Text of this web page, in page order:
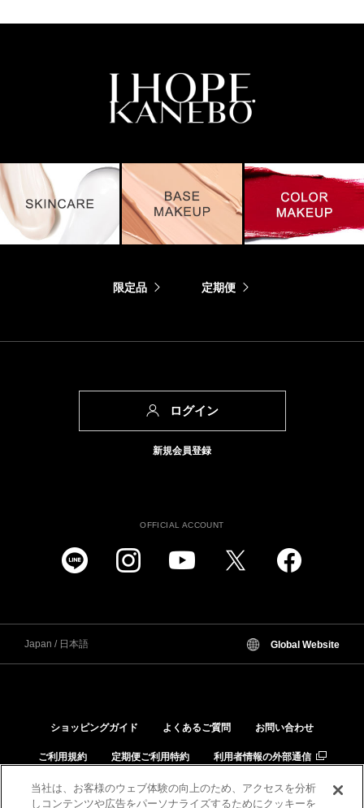
限定品 定期便
ログイン
新規会員登録
OFFICIAL ACCOUNT
Japan / 日本語 Global Website
ショッピングガイド よくあるご質問 お問い合わせ
ご利用規約 定期便ご利用特約 利用者情報の外部通信
個人情報保護方針 特定商取引法に基づく表示
当社は、お客様のウェブ体験の向上のため、アクセスを分析
しコンテンツや広告をパーソナライズするためにクッキーを